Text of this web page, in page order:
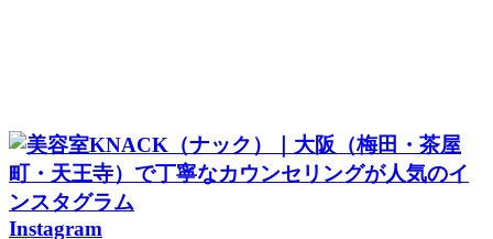
Instagram